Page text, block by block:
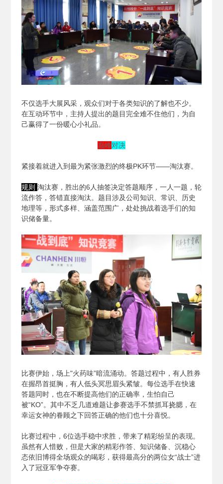
不仅选手大展风采，观众们对于各类知识的了解也不少。
在互动环节中，主持人提出的题目完全难不住他们，为自
己赢得了一份暖心小礼品。
巅峰对决
紧接着就进入到最为紧张激烈的终极PK环节——淘汰赛。
规则 淘汰赛，胜出的6人抽签决定答题顺序，一人一题，轮
流作答，答错直接淘汰。题目涉及公司知识、常识、历史
地理等，形式多样、涵盖范围广，处处挑战着选手们的知
识储备量。
比赛伊始，场上"火药味”暗流涌动。答题过程中，有人胜券
在握昂首挺胸，有人低头冥思眉头紧皱。每位选手在快速
答题同时，也在不断提高他们的正确率，生怕自己
被“KO”。其中不乏几道难题让参赛选手不禁抓耳挠腮，在
幸运女神的眷顾之下回答正确的他们也十分喜悦。
比赛过程中，6位选手稳中求胜，带来了精彩纷呈的表现。
虽然有人惜败，但是大家的精彩作答、知识储备、沉稳心
态依旧博得全场观众的喝彩，获得最高分的两位女“战士”进
入了冠亚军争夺赛。